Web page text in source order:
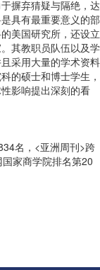
摒弃猜疑与隔绝，达
具有最重要意义的部
美国研究所，还设立
其教职员队伍以及学
采用大量的学术资料
的硕士和博士学生，
影响提出深刻的看
名，<亚洲周刊>跨
家商学院排名第20